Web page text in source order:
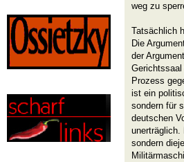
weg zu
Tatsächlich
Die
der
Gerichtssaal
Prozess
ist ein
sondern für
deutschen
unerträglich.
sondern